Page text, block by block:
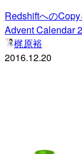
Redshiftへの
Advent Calendar
梶原裕
2016.12.20